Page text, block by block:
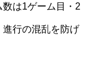
は1ゲーム目・2
行の混乱を防げ